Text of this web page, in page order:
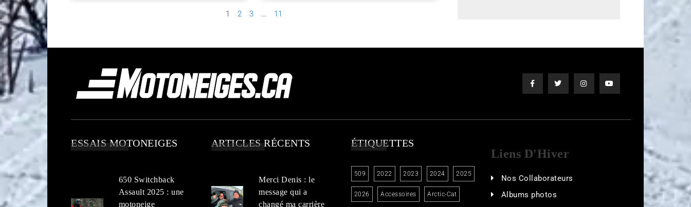
1 2 3 … 11
ESSAIS MOTONEIGES
650 Switchback
Assault 2025 : une
motoneige
ARTICLES RÉCENTS
Merci Denis : le
message qui a
changé ma carrière
ÉTIQUETTES
509 2022 2023 2024 2025
2026 Accessoires Arctic-Cat
Liens D'Hiver
Nos Collaborateurs
Albums photos